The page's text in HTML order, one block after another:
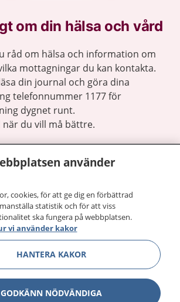
om din hälsa och vård
råd om hälsa och information om
mottagningar du kan kontakta.
din journal och göra dina
telefonnummer 1177 för
dygnet runt.
när du vill må bättre.
Visa
använder
cookies, för att ge dig en förbättrad
statistik och för att viss
ska fungera på webbplatsen.
vi använder kakor
HANTERA KAKOR
GODKÄNN NÖDVÄNDIGA